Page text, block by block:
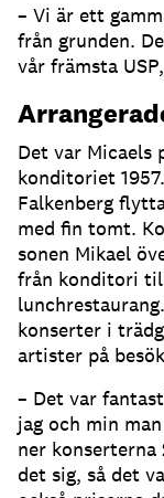
– Vi är ett
från grunden.
vår främsta
Det var Micaels
konditoriet
Falkenberg
med fin tomt.
sonen Mikael
från konditori
konserter i
artister på
– Det var
jag och min
ner konserterna
det sig, så det